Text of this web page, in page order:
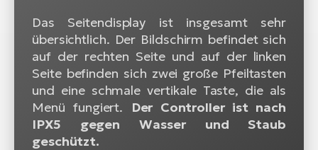
Das Seitendisplay ist insgesamt sehr
übersichtlich. Der Bildschirm befindet sich
auf der rechten Seite und auf der linken
Seite befinden sich zwei große Pfeiltasten
und eine schmale vertikale Taste, die als
Menü fungiert.
Der Controller ist nach
IPX5 gegen Wasser und Staub
geschützt.